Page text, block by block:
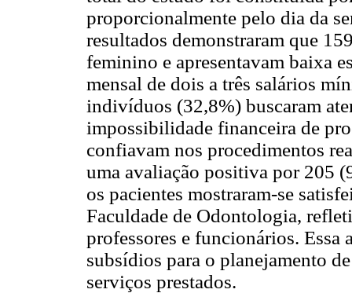
proporcionalmente pelo dia da
resultados demonstraram que
feminino e apresentavam baixa
mensal de dois a três salários
indivíduos (32,8%) buscaram
impossibilidade financeira de
confiavam nos procedimentos
uma avaliação positiva por 205
os pacientes mostraram-se
Faculdade de Odontologia,
professores e funcionários.
subsídios para o planejamento
serviços prestados.